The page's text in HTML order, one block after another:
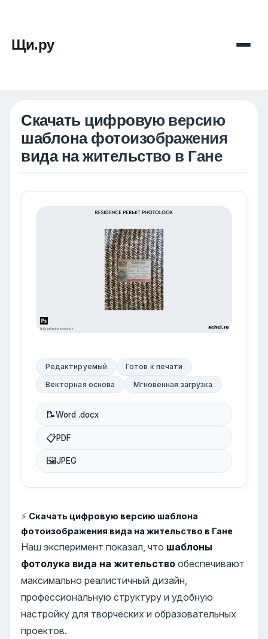
Щи.ру
Скачать цифровую версию
шаблона фотоизображения
вида на жительство в Гане
Редактируемый
Готов к печати
Векторная основа
Мгновенная загрузка
📝Word .docx
📋PDF
🖼JPEG
⚡ Скачать цифровую версию шаблона
фотоизображения вида на жительство в Гане
Наш эксперимент показал, что шаблоны
фотолука вида на жительство обеспечивают
максимально реалистичный дизайн,
профессиональную структуру и удобную
настройку для творческих и образовательных
проектов.